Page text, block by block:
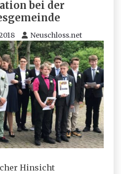
bei der
Neuschloss.net
Hinsicht